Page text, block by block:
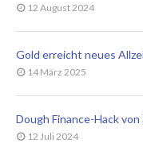
12 August 2024
Gold erreicht neues
14 März 2025
Dough Finance-Hack
12 Juli 2024